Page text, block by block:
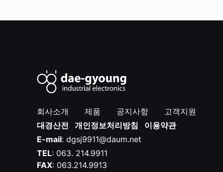
회사소개 제품 공지사항
고객지원
대경산전
개인정보처리방침
이용약관
E-mail: dgsj9911@daum.net
TEL: 063. 214.9911
FAX: 063.214.9913